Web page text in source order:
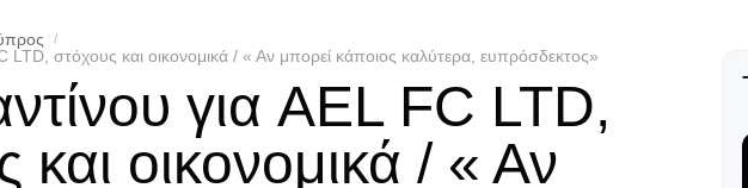
LTD, στόχους και οικονομικά / « Αν μπορεί κάποιος καλύτερα, ευπρόσδεκτος»
για AEL FC LTD,
και οικονομικά / « Αν